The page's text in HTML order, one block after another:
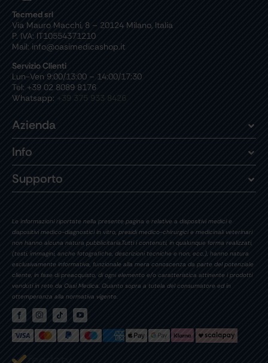
Tecmed srl
Via Mauro Macchi, 8 – 20124 Milano, Italia
P. IVA: IT10554371210
Mail: info@oasimedicashop.it
Servizio Clienti
Lun-Ven 9:00/13:00 – 14:00/17:30
Tel: +39 02 8089 8176
Whatsapp: +39 375 933 8426
Azienda
Info
Supporto
Le informazioni riportate nella presente pagina e relative a dispositivi medici e
dispositivi medico-diagnostici in vitro, presidi medico-chirurgici e medicinali veterinari
non hanno alcuna natura pubblicitaria.Tutti i contenuti, in qualunque forma realizzati,
(testi, immagini, anche fotografiche, descrizioni tecniche e non, ecc.), hanno natura
esclusivamente informativa, funzionale alla mera conoscenza da parte del potenziale
cliente, in fase di preacquisto, di ogni elemento e/o caratteristica attinente i prodotti
venduti in rete da Oasi Medica. Quanto sopra a tutela del consumatore ed in
ottemperanza alla normativa vigente.